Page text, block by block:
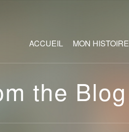
ACCUEIL MON HISTOIRE
the Blog